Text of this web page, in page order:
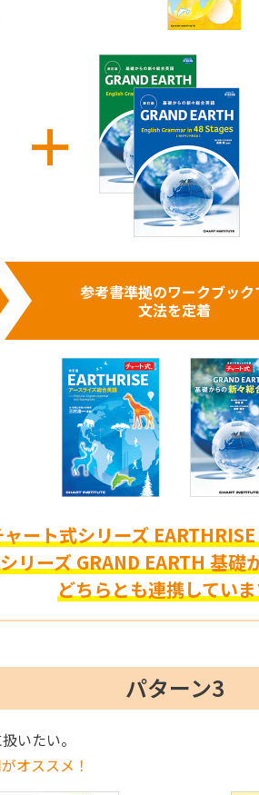
参考書準拠のワークブック
文法を定着
ャート式シリーズ
リーズ GRAND EARTH 基
どちらとも連携していま
パターン3
いたい。
オススメ！